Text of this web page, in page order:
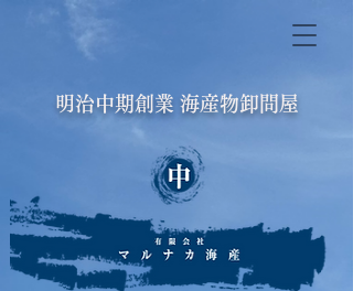
明治中期創業 海産物卸問屋